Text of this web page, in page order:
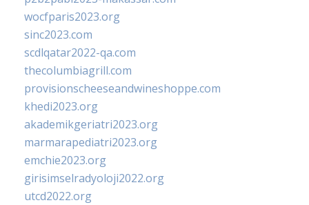
wocfparis2023.org
sinc2023.com
scdlqatar2022-qa.com
thecolumbiagrill.com
provisionscheeseandwineshoppe.com
khedi2023.org
akademikgeriatri2023.org
marmarapediatri2023.org
emchie2023.org
girisimselradyoloji2022.org
utcd2022.org